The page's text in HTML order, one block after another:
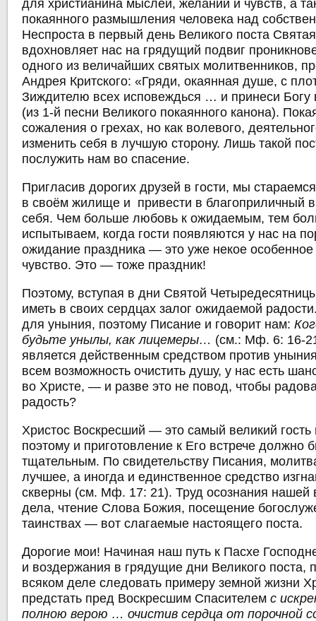
для христианина мыслей, желаний и чувств, а
покаянного размышления человека над
Неспроста в первый день Великого поста
вдохновляет нас на грядущий подвиг
одного из величайших святых молитвенников,
Андрея Критского: «Гряди, окаянная душе, с
Зиждителю всех исповеждься … и принеси Богу
(из 1-й песни Великого покаянного канона).
сожаления о грехах, но как волевого,
изменить себя в лучшую сторону. Лишь такой
послужить нам во спасение.
Пригласив дорогих друзей в гости, мы
в своём жилище и привести в благоприличный
себя. Чем больше любовь к ожидаемым, тем
испытываем, когда гости появляются у нас на
ожидание праздника — это уже некое особенное
чувство. Это — тоже праздник!
Поэтому, вступая в дни Святой
иметь в своих сердцах залог ожидаемой
для уныния, поэтому Писание и говорит нам:
будьте унылы, как лицемеры… (см.: Мф. 6: 16-
является действенным средством против
всем возможность очистить душу, у нас есть
во Христе, — и разве это не повод, чтобы
радость?
Христос Воскресший — это самый великий
поэтому и приготовление к Его встрече должно
тщательным. По свидетельству Писания,
лучшее, а иногда и единственное средство
скверны (см. Мф. 17: 21). Труд осознания
дела, чтение Слова Божия, посещение
таинствах — вот слагаемые настоящего поста.
Дорогие мои! Начиная наш путь к Пасхе
и воздержания в грядущие дни Великого поста,
всяком деле следовать примеру земной жизни
предстать пред Воскресшим Спасителемс
полною верою … очистив сердца от порочной